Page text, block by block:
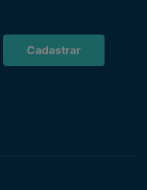
Cadastrar